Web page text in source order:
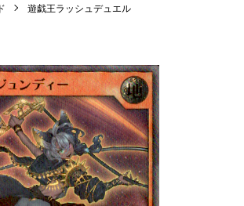
遊戯王ラッシュデュエル